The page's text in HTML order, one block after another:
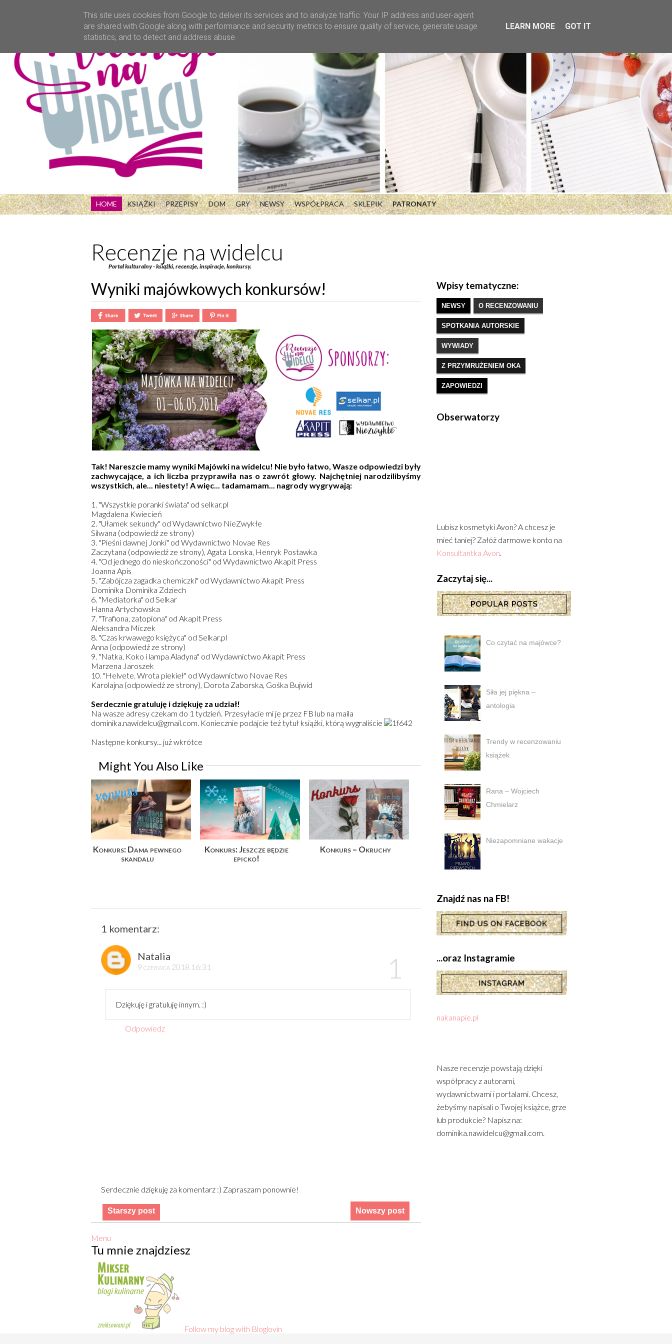
HOME KSIĄŻKI PRZEPISY DOM GRY NEWSY WSPÓŁPRACA SKLEPIK PATRONATY
Recenzje na widelcu
Portal kulturalny - książki, recenzje, inspiracje, konkursy.
Wyniki majówkowych konkursów!
Tak! Nareszcie mamy wyniki Majówki na widelcu! Nie było łatwo, Wasze odpowiedzi były
zachwycające, a ich liczba przyprawiła nas o zawrót głowy. Najchętniej narodzilibyśmy
wszystkich, ale... niestety! A więc... tadamamam... nagrody wygrywają:
1. "Wszystkie poranki świata" od selkar.pl
Magdalena Kwiecień
2. "Ułamek sekundy" od Wydawnictwo NieZwykłe
Silwana (odpowiedź ze strony)
3. "Pieśni dawnej Jonki" od Wydawnictwo Novae Res
Zaczytana (odpowiedź ze strony), Agata Lonska, Henryk Postawka
4. "Od jednego do nieskończoności" od Wydawnictwo Akapit Press
Joanna Apis
5. "Zabójcza zagadka chemiczki" od Wydawnictwo Akapit Press
Dominika Dominika Zdziech
6. "Mediatorka" od Selkar
Hanna Artychowska
7. "Trafiona, zatopiona" od Akapit Press
Aleksandra Miczek
8. "Czas krwawego księżyca" od Selkar.pl
Anna (odpowiedź ze strony)
9. "Natka, Koko i lampa Aladyna" od Wydawnictwo Akapit Press
Marzena Jaroszek
10. "Helvete. Wrota piekieł" od Wydawnictwo Novae Res
Karolajna (odpowiedź ze strony), Dorota Zaborska, Gośka Bujwid
Serdecznie gratuluję i dziękuję za udział!
Na wasze adresy czekam do 1 tydzień. Przesyłacie mi je przez FB lub na maila
dominika.nawidelcu@gmail.com. Koniecznie podajcie też tytuł książki, którą wygraliście
Następne konkursy... już wkrótce
Might You Also Like
Konkurs: Dama pewnego
skandalu
Konkurs: Jeszcze będzie
epicko!
Konkurs – Okruchy
1 komentarz:
Natalia
9 czerwca 2018 16:31
Dziękuję i gratuluję innym. :)
Odpowiedz
Serdecznie dziękuję za komentarz :) Zapraszam ponownie!
Nowszy post
Starszy post
Menu
Tu mnie znajdziesz
Follow my blog with Bloglovin
Wpisy tematyczne:
NEWSY O RECENZOWANIU
SPOTKANIA AUTORSKIE
WYWIADY
Z PRZYMRUŻENIEM OKA
ZAPOWIEDZI
Obserwatorzy
Lubisz kosmetyki Avon? A chcesz je
mieć taniej? Załóż darmowe konto na
Konsultantka Avon.
Zaczytaj się...
Co czytać na majówce?
Siła jej piękna –
antologia
Trendy w recenzowaniu
książek
Rana – Wojciech
Chmielarz
Niezapomniane wakacje
Znajdź nas na FB!
...oraz Instagramie
nakanapie.pl
Nasze recenzje powstają dzięki
współpracy z autorami,
wydawnictwami i portalami. Chcesz,
żebyśmy napisali o Twojej książce, grze
lub produkcie? Napisz na:
dominika.nawidelcu@gmail.com.
This site uses cookies from Google to deliver its services and to analyze traffic. Your IP address and user-agent
are shared with Google along with performance and security metrics to ensure quality of service, generate usage
statistics, and to detect and address abuse.
LEARN MORE GOT IT